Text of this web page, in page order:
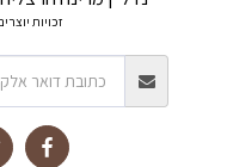
זכויות יוצרים © 2026 כל